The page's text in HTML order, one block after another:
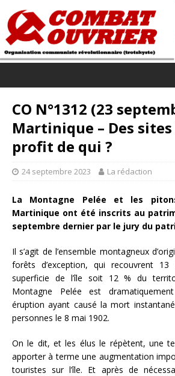
CO N°1312 (23
Martinique – Des
profit de qui ?
24 septembre 2023 La rédaction
La Montagne Pelée et les
Martinique ont été inscrits au
septembre dernier par le jury du
Il s’agit de l’ensemble montagneux
forêts d’exception, qui recouvrent
superficie de l’île soit 12 % du
Montagne Pelée est
éruption ayant causé la mort
personnes le 8 mai 1902.
On le dit, et les élus le répètent, une
apporter à terme une augmentation
touristes sur l’île. Et après de